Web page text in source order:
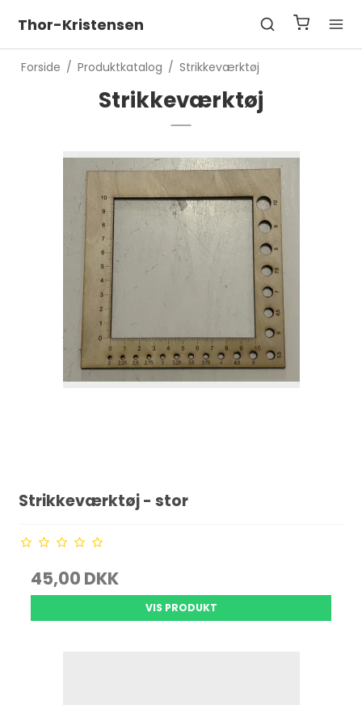
Thor-Kristensen
Forside / Produktkatalog / Strikkeværktøj
Strikkeværktøj
Strikkeværktøj - stor
45,00 DKK
VIS PRODUKT